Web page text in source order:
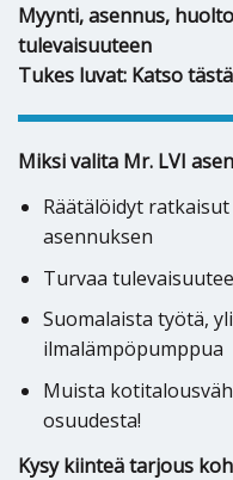
Myynti, asennus,
tulevaisuuteen
Tukes luvat: Katso tästä
Miksi valita Mr. LVI
Räätälöidyt
asennuksen
Turvaa
Suomalaista työtä,
ilmalämpöpumppua
Muista
osuudesta!
Kysy kiinteä tarjous